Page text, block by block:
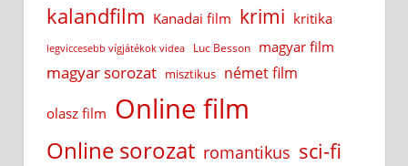
kalandfilm Kanadai film krimi kritika
legviccesebb vígjátékok videa Luc Besson magyar film
magyar sorozat misztikus német film
olasz film Online film
Online sorozat romantikus sci-fi